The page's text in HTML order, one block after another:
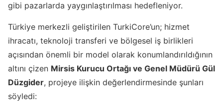
gibi pazarlarda yaygınlaştırılması hedefleniyor.
Türkiye merkezli geliştirilen TurkiCore’un; hizmet
ihracatı, teknoloji transferi ve bölgesel iş birlikleri
açısından önemli bir model olarak konumlandırıldığının
altını çizen Mirsis Kurucu Ortağı ve Genel Müdürü Gül
Düzgider, projeye ilişkin değerlendirmesinde şunları
söyledi: